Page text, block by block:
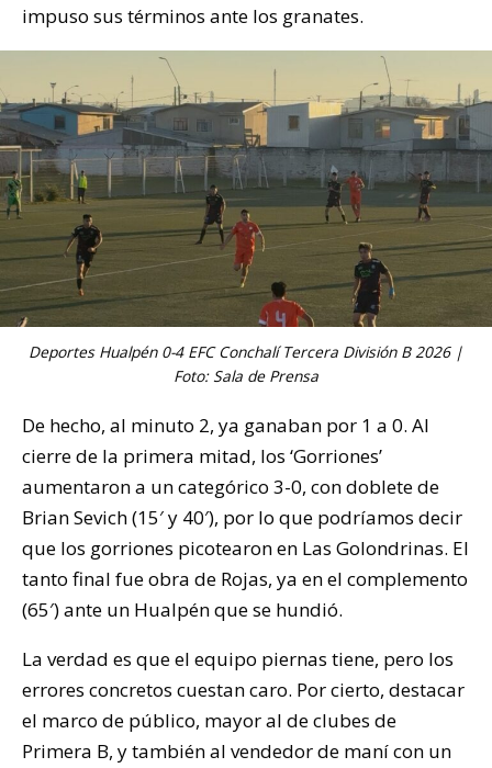
impuso sus términos ante los granates.
Deportes Hualpén 0-4 EFC Conchalí Tercera División B 2026 |
Foto: Sala de Prensa
De hecho, al minuto 2, ya ganaban por 1 a 0. Al
cierre de la primera mitad, los ‘Gorriones’
aumentaron a un categórico 3-0, con doblete de
Brian Sevich (15′ y 40′), por lo que podríamos decir
que los gorriones picotearon en Las Golondrinas. El
tanto final fue obra de Rojas, ya en el complemento
(65′) ante un Hualpén que se hundió.
La verdad es que el equipo piernas tiene, pero los
errores concretos cuestan caro. Por cierto, destacar
el marco de público, mayor al de clubes de
Primera B, y también al vendedor de maní con un